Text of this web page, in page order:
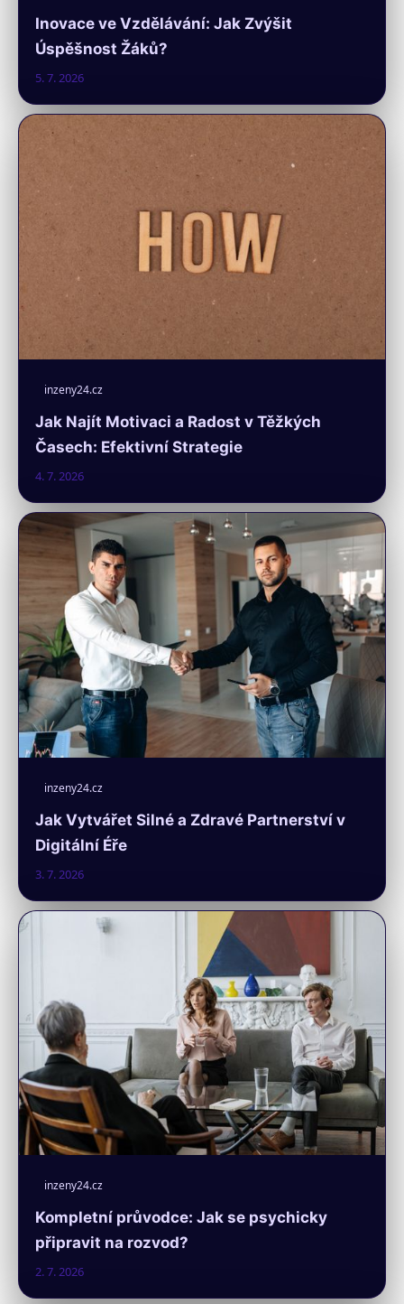
Inovace ve Vzdělávání: Jak Zvýšit
Úspěšnost Žáků?
5. 7. 2026
inzeny24.cz
Jak Najít Motivaci a Radost v Těžkých
Časech: Efektivní Strategie
4. 7. 2026
inzeny24.cz
Jak Vytvářet Silné a Zdravé Partnerství v
Digitální Éře
3. 7. 2026
inzeny24.cz
Kompletní průvodce: Jak se psychicky
připravit na rozvod?
2. 7. 2026